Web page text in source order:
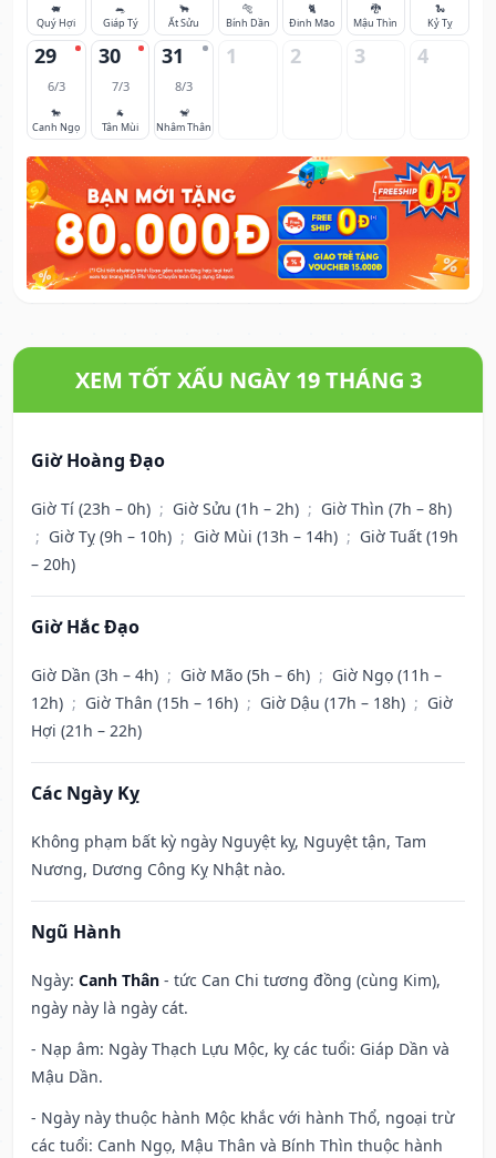
🐖
Quý Hợi
🐀
Giáp Tý
🐂
Ất Sửu
🐅
Bính Dần
🐈
Đinh Mão
🐉
Mậu Thìn
🐍
Kỷ Tỵ
29
6/3
🐎
Canh Ngọ
30
7/3
🐐
Tân Mùi
31
8/3
🐒
Nhâm Thân
1 2 3 4
XEM TỐT XẤU NGÀY 19 THÁNG 3
Giờ Hoàng Đạo
Giờ Tí (23h – 0h) ; Giờ Sửu (1h – 2h) ; Giờ Thìn (7h – 8h)
; Giờ Tỵ (9h – 10h) ; Giờ Mùi (13h – 14h) ; Giờ Tuất (19h
– 20h)
Giờ Hắc Đạo
Giờ Dần (3h – 4h) ; Giờ Mão (5h – 6h) ; Giờ Ngọ (11h –
12h) ; Giờ Thân (15h – 16h) ; Giờ Dậu (17h – 18h) ; Giờ
Hợi (21h – 22h)
Các Ngày Kỵ
Không phạm bất kỳ ngày Nguyệt kỵ, Nguyệt tận, Tam
Nương, Dương Công Kỵ Nhật nào.
Ngũ Hành
Ngày: Canh Thân - tức Can Chi tương đồng (cùng Kim),
ngày này là ngày cát.
- Nạp âm: Ngày Thạch Lựu Mộc, kỵ các tuổi: Giáp Dần và
Mậu Dần.
- Ngày này thuộc hành Mộc khắc với hành Thổ, ngoại trừ
các tuổi: Canh Ngọ, Mậu Thân và Bính Thìn thuộc hành